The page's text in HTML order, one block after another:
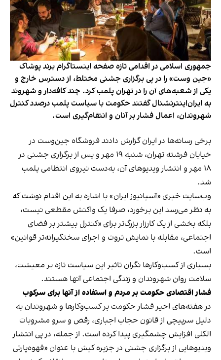
جمهوری اسلامی در اقدامی تازه صفحه اینستاگرام برند پوشاک
«جین وست» را در پی برگزاری جشنی مختلط، از دسترس خارج و
یکی از شعبه‌های آن را در تهران پلمب کرد. چند کافه‌‌دار و شهروند
به ایران‌اینترنشنال گفتند حکومت با سیاست پلمب درصدد کنترل
شهروندان، اعمال فشار بر آنان و انتقام‌گیری است.
برخی رسانه‌ها در ایران گزارش دادند فروشگاه جین‌وست در
خیابان فرشته تهران، شنبه ۱۹ مهر و پس از برگزاری جشنی در
۱۸ مهر و انتشار ویدیوهای آن، به‌دست نیروی انتظامی پلمب
شد.
وب‌سایت خبری «آسیانیوز ایران» با اشاره به این اقدام نوشت که
به نظر می‌رسد این برخورد، صرفا یک واکنش مقطعی نیست،
بلکه بخشی از یک کارزار بزرگ‌تر برای «کنترل بیشتر بر فضای
اجتماعی، مقابله با نمایش ثروت و اجرای سختگیرانه‌تر قوانین»
است.
بسیاری از کسب‌وکارها نگران تاثیر این سیاست‌ تازه بر معیشت،
سلامت روان شهروندان و زندگی اجتماعی آنها هستند.
فشار اقتصادی حکومت بر مردم و استفاده از آنها برای سرکوب
در هفته‌های اخیر فشار حکومت بر کسب‌وکارها و شهروندان به
دلیل سرپیچی از قانون حجاب اجباری، رقص و سرو مشروبات
الکلی افزایش چشمگیری پیدا کرده است. از جمله، در پی انتشار
ویدیوهایی از برگزاری جشنی در جزیره کیش با عنوان «قهوه‌پارتی